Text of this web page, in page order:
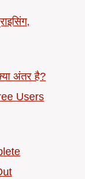
अंतर है?
Users